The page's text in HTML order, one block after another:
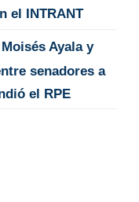
el INTRANT
Ayala y
senadores a
el RPE